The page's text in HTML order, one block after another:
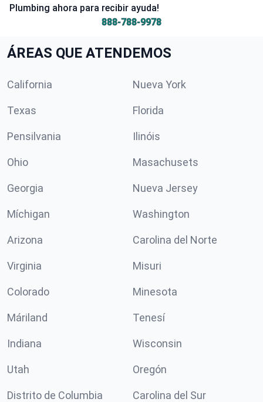
Plumbing ahora para recibir ayuda!
888-788-9978
ÁREAS QUE ATENDEMOS
California Nueva York
Texas Florida
Pensilvania Ilinóis
Ohio Masachusets
Georgia Nueva Jersey
Míchigan Washington
Arizona Carolina del Norte
Virginia Misuri
Colorado Minesota
Máriland Tenesí
Indiana Wisconsin
Utah Oregón
Distrito de Columbia Carolina del Sur